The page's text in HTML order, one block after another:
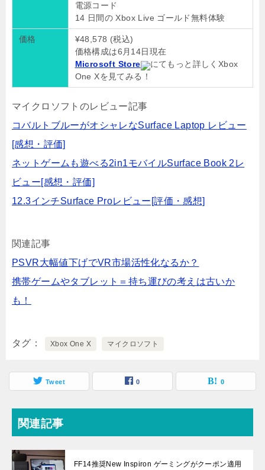
電源コード
14 日間の Xbox Live ゴールド無料体験
価格
¥48,578 (税込)
価格構成は6月14日現在
Microsoft Store
にてもっと詳しくXbox
One Xを見てみる！
マイクロソフトのレビュー記事
コバルトブルーがオシャレなSurface Laptop レビュー
[感想・評価]
ネットゲームも遊べる2in1モバイルSurface Book 2レ
ビュー[感想・評価]
12.3インチSurface Proレビュー[評価・感想]
関連記事
PSVR大幅値下げでVR市場活性化なるか？
携帯ゲームやタブレット＝持ち運びの考えは古いか
も！
タグ Xbox One X マイクロソフト
Tweet 0 0
関連記事
FF14推奨New Inspiron ゲーミングがクーポン適用